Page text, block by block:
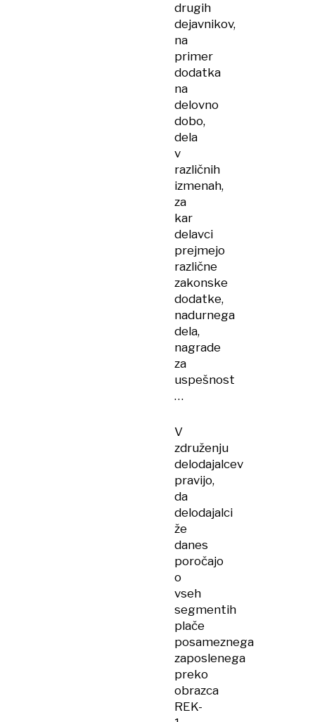
drugih
dejavnikov,
na
primer
dodatka
na
delovno
dobo,
dela
v
različnih
izmenah,
za
kar
delavci
prejmejo
različne
zakonske
dodatke,
nadurnega
dela,
nagrade
za
uspešnost
…
V
združenju
delodajalcev
pravijo,
da
delodajalci
že
danes
poročajo
o
vseh
segmentih
plače
posameznega
zaposlenega
preko
obrazca
REK-